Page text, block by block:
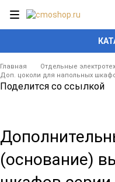
Главная
Отдельные
Доп. цоколи для напольных
Поделится со ссылкой
(основание)